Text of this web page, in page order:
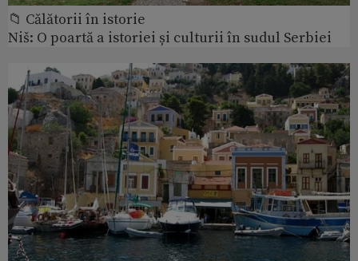
📁 Călătorii în istorie
Niš: O poartă a istoriei și culturii în sudul Serbiei